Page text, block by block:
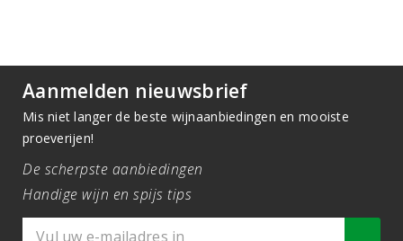
Aanmelden nieuwsbrief
Mis niet langer de beste wijnaanbiedingen en mooiste
proeverijen!
De scherpste aanbiedingen
Handige wijn en spijs tips